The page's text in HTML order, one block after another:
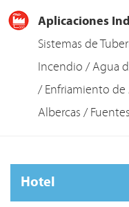
Aplicaciones
Sistemas de
Incendio / Agua
/ Enfriamiento de
Albercas /
Hotel